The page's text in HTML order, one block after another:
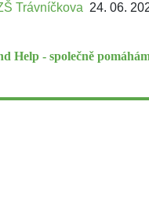
Trávníčkova 24. 06.
Help - společně